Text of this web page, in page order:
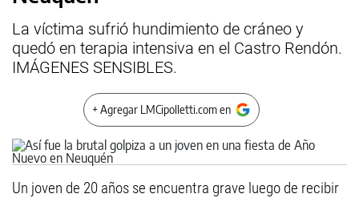
La víctima sufrió hundimiento de cráneo y
quedó en terapia intensiva en el Castro Rendón.
IMÁGENES SENSIBLES.
+ Agregar LMCipolletti.com en
Un joven de 20 años se encuentra grave luego de recibir